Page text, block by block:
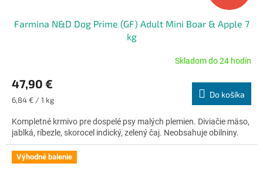
Farmina N&D Dog Prime (GF) Adult Mini Boar & Apple 7
kg
produktu
5,0
z
5
hviezdičiek.
Skladom do 24 hodín
47,90 €
Jednotková
6,84 € / 1 kg
Do košíka
Kompletné krmivo pre dospelé psy malých plemien. Diviačie mäso,
jablká, ríbezle, skorocel indický, zelený čaj. Neobsahuje obilniny.
Výhodné balenie